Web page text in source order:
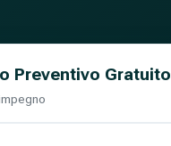
Preventivo Gratuito